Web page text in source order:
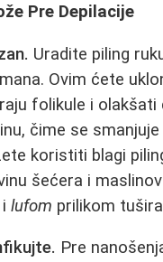
Pre Depilacije
Uradite piling
Ovim ćete
folikule i olakšati
čime se
koristiti blagi
šećera i
lufom prilikom
Pre